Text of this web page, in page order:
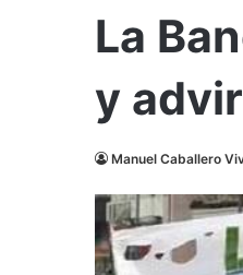
La
y
Manuel Caballero